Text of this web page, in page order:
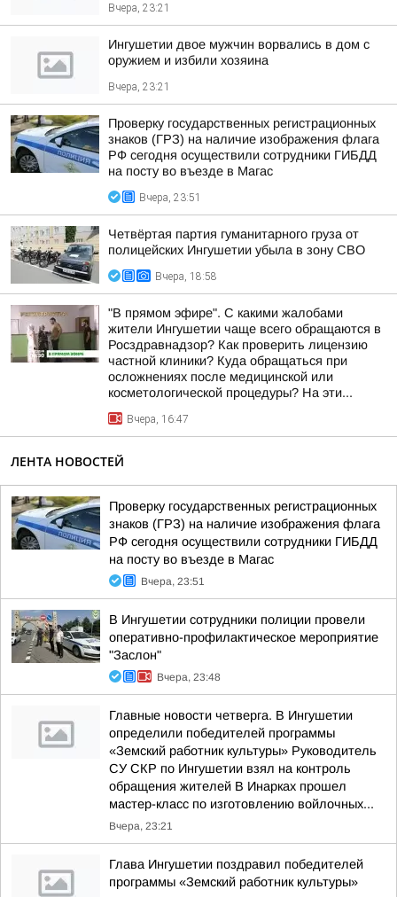
Вчера, 23:21
Ингушетии двое мужчин ворвались в дом с
оружием и избили хозяина
Вчера, 23:21
Проверку государственных регистрационных
знаков (ГРЗ) на наличие изображения флага
РФ сегодня осуществили сотрудники ГИБДД
на посту во въезде в Магас
Вчера, 23:51
Четвёртая партия гуманитарного груза от
полицейских Ингушетии убыла в зону СВО
Вчера, 18:58
"В прямом эфире". С какими жалобами
жители Ингушетии чаще всего обращаются в
Росздравнадзор? Как проверить лицензию
частной клиники? Куда обращаться при
осложнениях после медицинской или
косметологической процедуры? На эти...
Вчера, 16:47
ЛЕНТА НОВОСТЕЙ
Проверку государственных регистрационных
знаков (ГРЗ) на наличие изображения флага
РФ сегодня осуществили сотрудники ГИБДД
на посту во въезде в Магас
Вчера, 23:51
В Ингушетии сотрудники полиции провели
оперативно-профилактическое мероприятие
"Заслон"
Вчера, 23:48
Главные новости четверга. В Ингушетии
определили победителей программы
«Земский работник культуры» Руководитель
СУ СКР по Ингушетии взял на контроль
обращения жителей В Инарках прошел
мастер-класс по изготовлению войлочных...
Вчера, 23:21
Глава Ингушетии поздравил победителей
программы «Земский работник культуры»